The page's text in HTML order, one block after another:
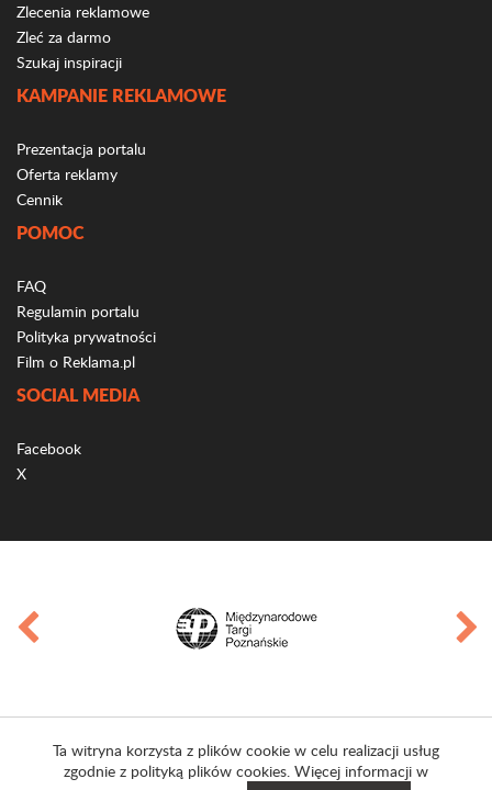
Zlecenia reklamowe
Zleć za darmo
Szukaj inspiracji
KAMPANIE REKLAMOWE
Prezentacja portalu
Oferta reklamy
Cennik
POMOC
FAQ
Regulamin portalu
Polityka prywatności
Film o Reklama.pl
SOCIAL MEDIA
Facebook
X
Ta witryna korzysta z plików cookie w celu realizacji usług
zgodnie z polityką plików cookies. Więcej informacji w